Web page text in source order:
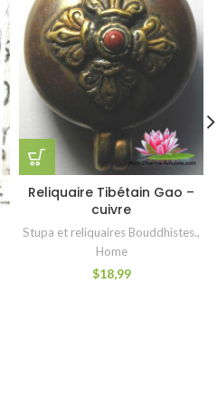
Reliquaire Tibétain Gao –
cuivre
Stupa et reliquaires Bouddhistes.,
Home
$18,99